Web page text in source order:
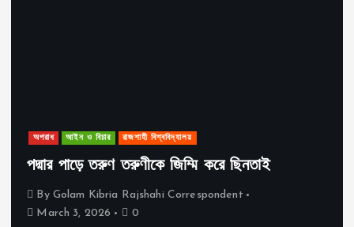
অপরাধ আইন ও বিচার রাজশাহী বিশ্ববিদ্যালয়
পদ্মার পাড়ে তরুণ তরুণীকে জিম্মি করে ছিনতাই
By Golam Kibria Rajshahi Correspondent
March 3, 2026
0